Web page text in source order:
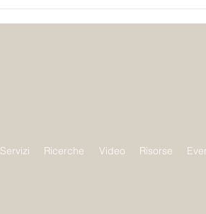
Servizi Ricerche Video Risorse